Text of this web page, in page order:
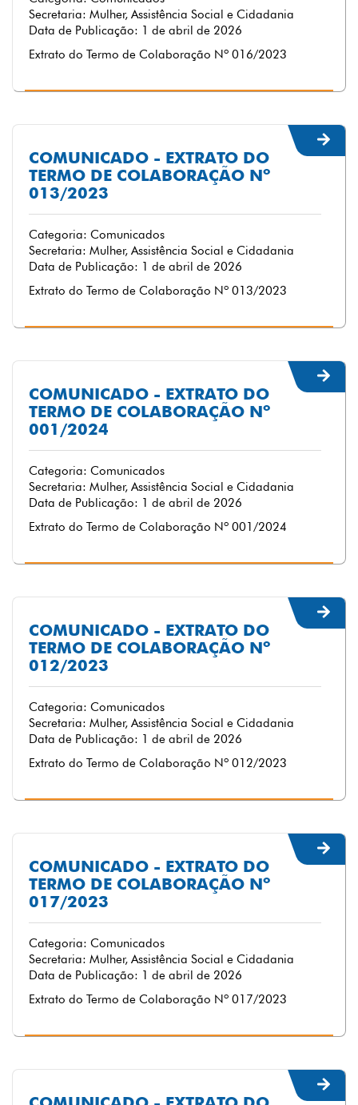
Secretaria: Mulher, Assistência Social e Cidadania
Data de Publicação: 1 de abril de 2026
Extrato do Termo de Colaboração Nº 016/2023
COMUNICADO - EXTRATO DO
TERMO DE COLABORAÇÃO Nº
013/2023
Categoria: Comunicados
Secretaria: Mulher, Assistência Social e Cidadania
Data de Publicação: 1 de abril de 2026
Extrato do Termo de Colaboração Nº 013/2023
COMUNICADO - EXTRATO DO
TERMO DE COLABORAÇÃO Nº
001/2024
Categoria: Comunicados
Secretaria: Mulher, Assistência Social e Cidadania
Data de Publicação: 1 de abril de 2026
Extrato do Termo de Colaboração Nº 001/2024
COMUNICADO - EXTRATO DO
TERMO DE COLABORAÇÃO Nº
012/2023
Categoria: Comunicados
Secretaria: Mulher, Assistência Social e Cidadania
Data de Publicação: 1 de abril de 2026
Extrato do Termo de Colaboração Nº 012/2023
COMUNICADO - EXTRATO DO
TERMO DE COLABORAÇÃO Nº
017/2023
Categoria: Comunicados
Secretaria: Mulher, Assistência Social e Cidadania
Data de Publicação: 1 de abril de 2026
Extrato do Termo de Colaboração Nº 017/2023